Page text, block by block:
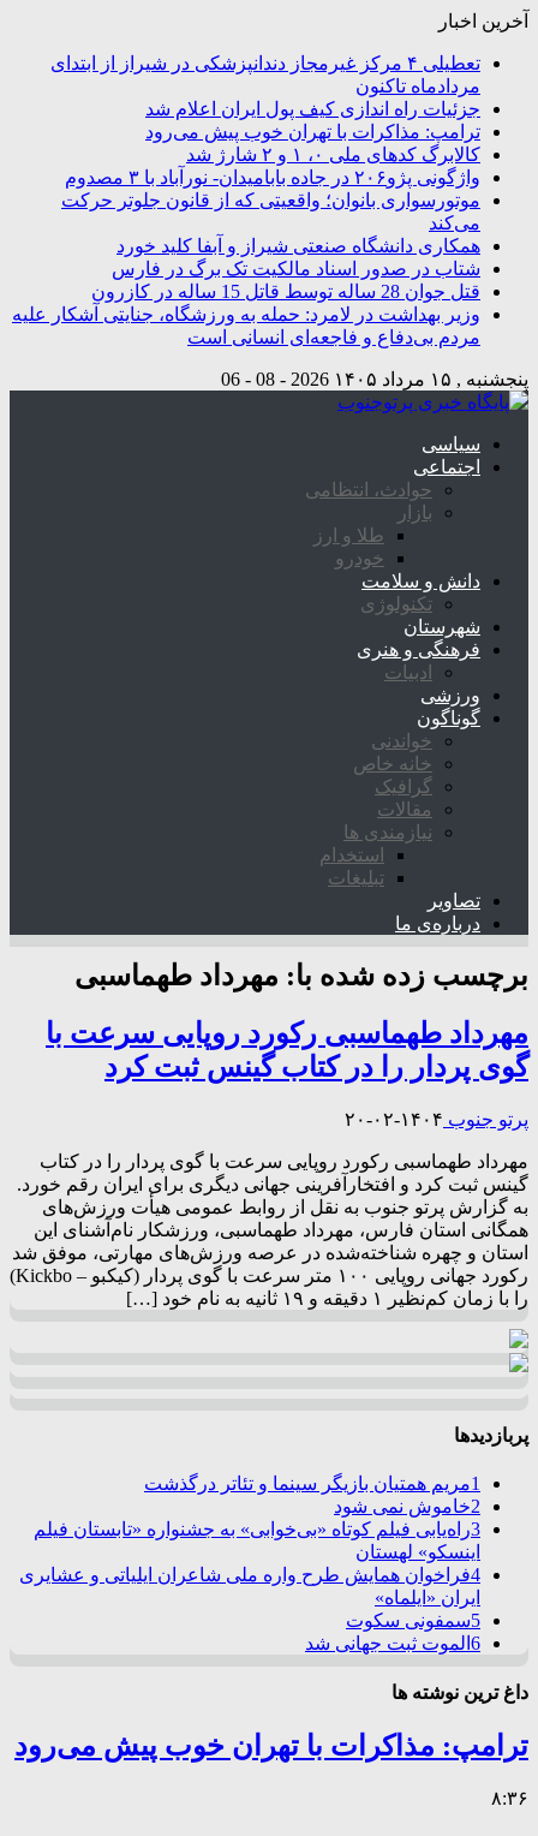
آخرین اخبار
تعطیلی ۴ مرکز غیرمجاز دندانپزشکی در شیراز از ابتدای
مردادماه تاکنون
جزئیات راه اندازی کیف پول ایران اعلام شد
ترامپ: مذاکرات با تهران خوب پیش می‌رود
کالابرگ کدهای ملی ۰، ۱ و ۲ شارژ شد
واژگونی پژو۲۰۶ در جاده بابامیدان- نورآباد با ۳ مصدوم
موتورسواری بانوان؛ واقعیتی که از قانون جلوتر حرکت
می‌کند
همکاری دانشگاه صنعتی شیراز و آبفا کلید خورد
شتاب در صدور اسناد مالکیت تک برگ در فارس
قتل جوان 28 ساله توسط قاتل 15 ساله در کازرون
وزیر بهداشت در لامرد: حمله به ورزشگاه، جنایتی آشکار علیه
مردم بی‌دفاع و فاجعه‌ای انسانی است
پنجشنبه , ۱۵ مرداد ۱۴۰۵ 2026 - 08 - 06
سیاسی
اجتماعی
حوادث، انتظامی
بازار
طلا و ارز
خودرو
دانش و سلامت
تکنولوژی
شهرستان
فرهنگی و هنری
ادبیات
ورزشی
گوناگون
خواندنی
خانه خاص
گرافیک
مقالات
نیازمندی ها
استخدام
تبلیغات
تصاویر
درباره‌ی ما
برچسب زده شده با: مهرداد طهماسبی
مهرداد طهماسبی رکورد روپایی سرعت با
گوی پردار را در کتاب گینس ثبت کرد
پرتو جنوب ۱۴۰۴-۰۲-۲۰
مهرداد طهماسبی رکورد روپایی سرعت با گوی پردار را در کتاب
گینس ثبت کرد و افتخارآفرینی جهانی دیگری برای ایران رقم خورد.
به گزارش پرتو جنوب به نقل از روابط عمومی هیأت ورزش‌های
همگانی استان فارس، مهرداد طهماسبی، ورزشکار نام‌آشنای این
استان و چهره‌ شناخته‌شده در عرصه ورزش‌های مهارتی، موفق شد
رکورد جهانی روپایی ۱۰۰ متر سرعت با گوی پردار (کیکبو – Kickbo)
را با زمان کم‌نظیر ۱ دقیقه و ۱۹ ثانیه به نام خود […]
پربازدیدها
1مریم همتیان بازیگر سینما و تئاتر درگذشت
2خاموش نمی شود
3راه‌یابی فیلم کوتاه «بی‌خوابی» به جشنواره «تابستان فیلم
اینسکو» لهستان
4فراخوان همایش طرح واره ملی شاعران ایلیاتی و عشایری
ایران «ایلماه»
5سمفونی سکوت
6 الموت ثبت جهانی شد
داغ ترین نوشته ها
ترامپ: مذاکرات با تهران خوب پیش می‌رود
۸:۳۶